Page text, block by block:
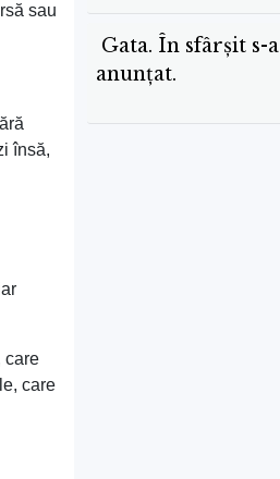
sau
însă,
care
care
Gata. În sfârșit s-a
anunțat.